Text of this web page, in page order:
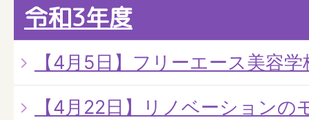
令和3年度
【4月5日】フリーエース美容
【4月22日】リノベーションの